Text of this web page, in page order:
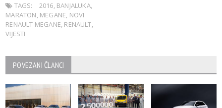
TAGS:
2016 BANJALUKA,
MARATON MEGANE NOVI
RENAULT MEGANE RENAULT
VIJESTI
POVEZANI ČLANCI